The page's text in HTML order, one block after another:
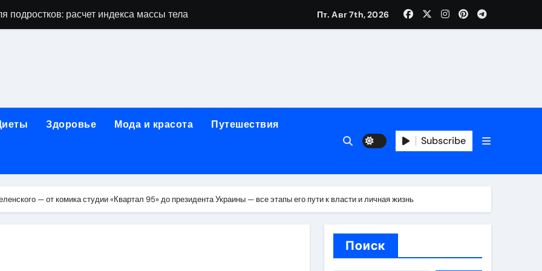
подростков: расчет индекса массы тела и ориентиры по возрасту, росту и полу
процедур и показания к лечению
неопределённость устойчивости в условиях неопределённости
региона: современные подходы, показания и риски
в салонах красоты
и сибирским городом: варианты маршрутов, тарифы и советы по планированию поездки
Пт. Авг 7th, 2026
Здоровье Мода и красота Путешествия
Subscribe
— от комика студии «Квартал 95» до президента Украины — все этапы его пути к власти и личная жизнь
Поиск